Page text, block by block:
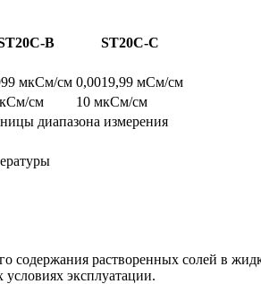
B
ST20C-C
мкСм/см 0,0019,99 мСм/см
см
10 мкСм/см
диапазона измерения
растворенных солей в
эксплуатации.